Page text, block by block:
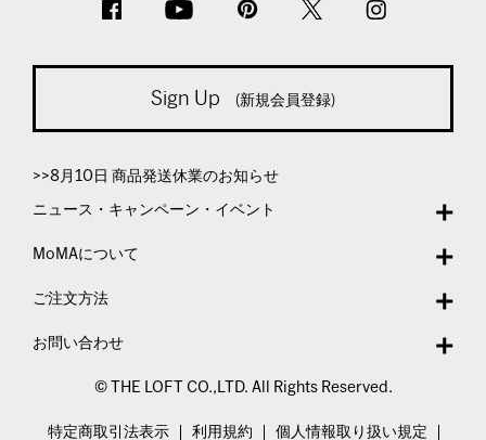
Sign Up (新規会員登録)
>>8月10日 商品発送休業のお知らせ
ニュース・キャンペーン・イベント
MoMAについて
ご注文方法
お問い合わせ
© THE LOFT CO.,LTD. All Rights Reserved.
特定商取引法表示 利用規約 個人情報取り扱い規定